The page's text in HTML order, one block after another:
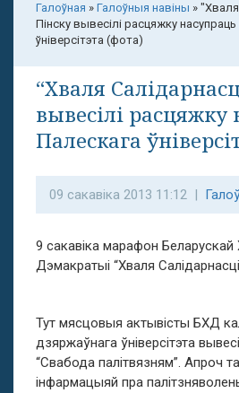
Галоўная » Галоўныя навіны » "Хваля
Пінску вывесілі расцяжку
ўніверсітэта (фота)
“Хваля
вывесілі расцяжку
Палескага
09 сакавіка 2013 11:12 |
9 сакавіка марафон Беларускай
Дэмакратыі “Хваля
Тут мясцовыя актывісты БХД
дзяржаўнага ўніверсітэта
“Свабода палітвязням”. Апроч
інфармацыяй пра